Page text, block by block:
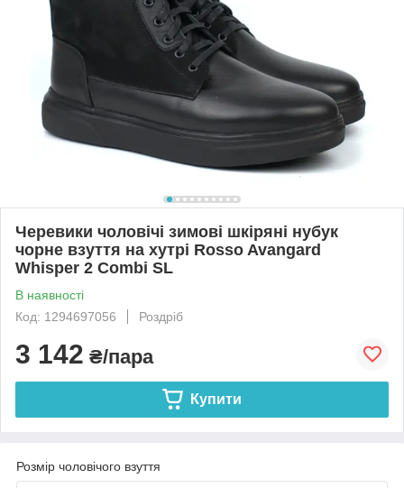
Черевики чоловічі зимові шкіряні нубук
чорне взуття на хутрі Rosso Avangard
Whisper 2 Combi SL
В наявності
Код: 1294697056
Роздріб
3 142 ₴/пара
Купити
Розмір чоловічого взуття